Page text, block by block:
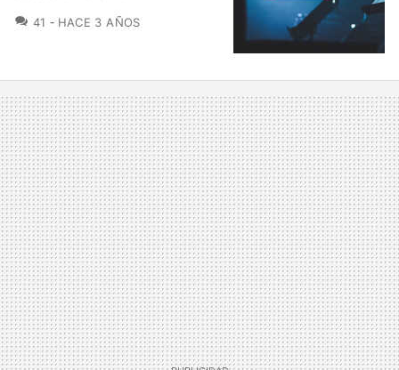
41 COMENTARIOS
HACE 3 AÑOS